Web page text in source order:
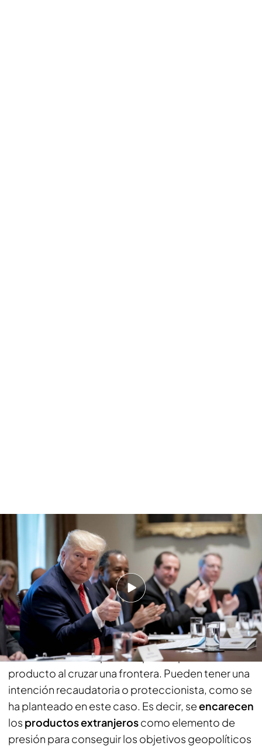
Trump cumple con los aranceles del 40% a las importaciones
PUEDE INTERESARTE
Netanyahu, primer dirigente internacional
recibido en el mandato de Trump
¿Qué son los aranceles y cómo podría
afectar a EE.UU?
Un arancel es un impuesto que se aplica a un
producto al cruzar una frontera. Pueden tener una
intención recaudatoria o proteccionista, como se
ha planteado en este caso. Es decir, seencarecen
los productos extranjeroscomo elemento de
presión para conseguir los objetivos geopolíticos